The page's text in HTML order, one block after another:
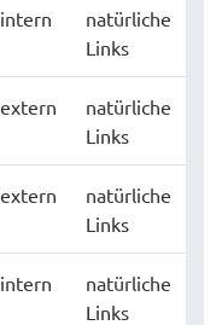
intern
natürliche
Links
extern
natürliche
Links
extern
natürliche
Links
intern
natürliche
Links